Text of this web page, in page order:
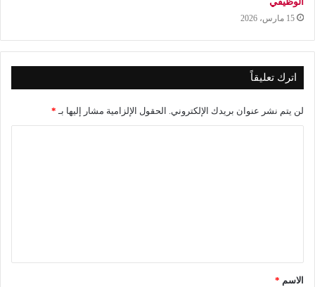
15 مارس، 2026
اترك تعليقاً
لن يتم نشر عنوان بريدك الإلكتروني. الحقول الإلزامية مشار إليها بـ *
ق
*
الاسم *